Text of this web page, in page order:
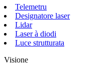
Telemetru
Designatore laser
Lidar
Laser à diodi
Luce strutturata
Visione